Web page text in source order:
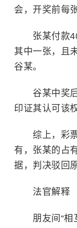
会，开奖前每
张某付款40
其中一张，且
谷某。
谷某中奖后
印证其认可该
综上，彩票
有，张某的占
据，判决驳回
法官解释
朋友间“相互